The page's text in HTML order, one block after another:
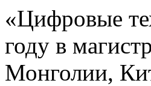
«Цифровые
году в
Монголии,